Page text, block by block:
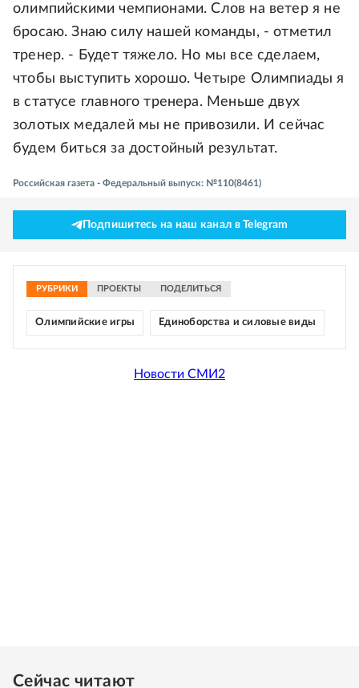
олимпийскими чемпионами. Слов на ветер я не
бросаю. Знаю силу нашей команды, - отметил
тренер. - Будет тяжело. Но мы все сделаем,
чтобы выступить хорошо. Четыре Олимпиады я
в статусе главного тренера. Меньше двух
золотых медалей мы не привозили. И сейчас
будем биться за достойный результат.
Российская газета - Федеральный выпуск: №110(8461)
Подпишитесь на наш канал в Telegram
РУБРИКИ ПРОЕКТЫ ПОДЕЛИТЬСЯ
Олимпийские игры Единоборства и силовые виды
Новости СМИ2
Сейчас читают